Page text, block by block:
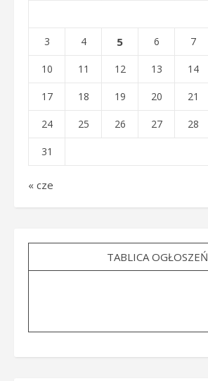
3 4 5 6 7
10 11 12 13 14
17 18 19 20 21
24 25 26 27 28
31
« cze
TABLICA OGŁOSZEŃ